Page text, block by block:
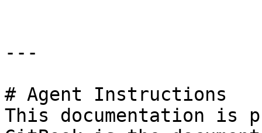
---
# Agent Instructions
This documentation is